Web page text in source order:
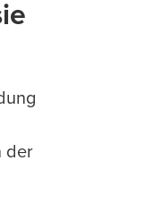
der